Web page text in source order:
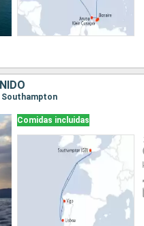
Southampton
Comidas incluidas